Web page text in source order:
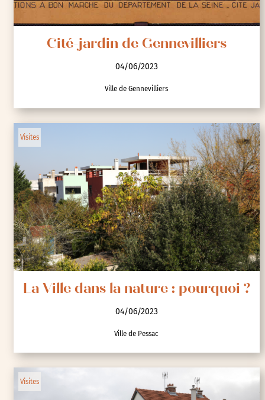
Cité-jardin de Gennevilliers
Ville de Gennevilliers
Visites
La Ville dans la nature : pourquoi ?
04/06/2023